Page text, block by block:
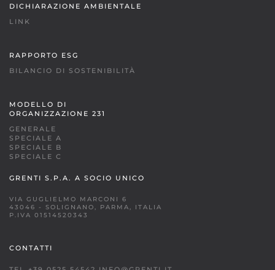
DICHIARAZIONE AMBIENTALE
LINK
RAPPORTO ESG
BILANCIO DI SOSTENIBILITÀ
MODELLO DI
ORGANIZZAZIONE 231
GENERALE
SPECIALE A
SPECIALE B
SPECIALE C
GRENTI S.P.A. A SOCIO UNICO
VIA GUGLIELMO MARCONI 6
43046 - SOLIGNANO, PARMA, ITALIA
P.IVA 01514520343
CONTATTI